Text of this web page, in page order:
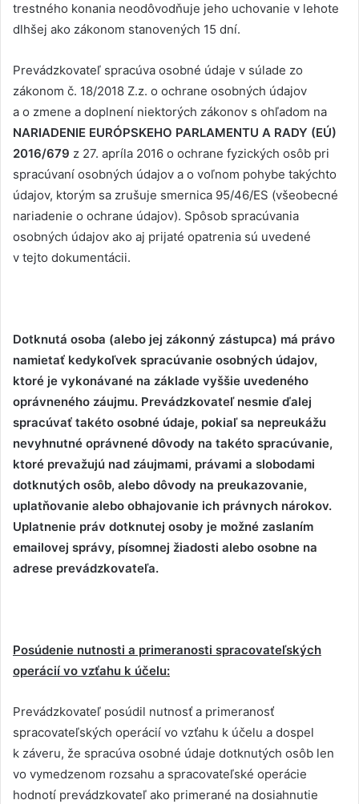
trestného konania neodôvodňuje jeho uchovanie v lehote
dlhšej ako zákonom stanovených 15 dní.
Prevádzkovateľ spracúva osobné údaje v súlade zo
zákonom č. 18/2018 Z.z. o ochrane osobných údajov
a o zmene a doplnení niektorých zákonov s ohľadom na
NARIADENIE EURÓPSKEHO PARLAMENTU A RADY (EÚ)
2016/679 z 27. apríla 2016 o ochrane fyzických osôb pri
spracúvaní osobných údajov a o voľnom pohybe takýchto
údajov, ktorým sa zrušuje smernica 95/46/ES (všeobecné
nariadenie o ochrane údajov). Spôsob spracúvania
osobných údajov ako aj prijaté opatrenia sú uvedené
v tejto dokumentácii.
Dotknutá osoba (alebo jej zákonný zástupca) má právo
namietať kedykoľvek spracúvanie osobných údajov,
ktoré je vykonávané na základe vyššie uvedeného
oprávneného záujmu. Prevádzkovateľ nesmie ďalej
spracúvať takéto osobné údaje, pokiaľ sa nepreukážu
nevyhnutné oprávnené dôvody na takéto spracúvanie,
ktoré prevažujú nad záujmami, právami a slobodami
dotknutých osôb, alebo dôvody na preukazovanie,
uplatňovanie alebo obhajovanie ich právnych nárokov.
Uplatnenie práv dotknutej osoby je možné zaslaním
emailovej správy, písomnej žiadosti alebo osobne na
adrese prevádzkovateľa.
Posúdenie nutnosti a primeranosti spracovateľských
operácií vo vzťahu k účelu:
Prevádzkovateľ posúdil nutnosť a primeranosť
spracovateľských operácií vo vzťahu k účelu a dospel
k záveru, že spracúva osobné údaje dotknutých osôb len
vo vymedzenom rozsahu a spracovateľské operácie
hodnotí prevádzkovateľ ako primerané na dosiahnutie